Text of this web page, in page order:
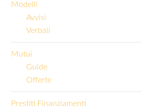
Modelli
Avvisi
Verbali
Mutui
Guide
Offerte
Prestiti Finanziamenti